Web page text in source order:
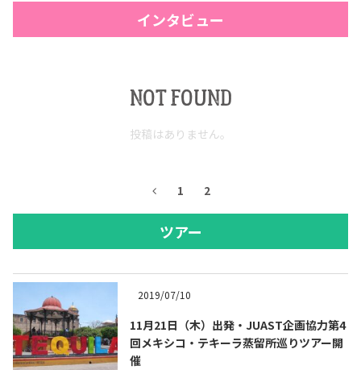
インタビュー
NOT FOUND
投稿はありません。
1 2
ツアー
2019/07/10
11月21日（木）出発・JUAST企画協力第4
回メキシコ・テキーラ蒸留所巡りツアー開
催